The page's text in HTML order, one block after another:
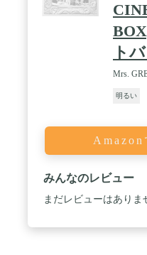
ト
Mrs.
明るい
Amazon
みんなのレビュー
まだレビューはありま